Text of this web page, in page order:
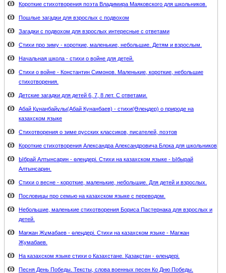
Короткие стихотворения поэта Владимира Маяковского для школьников.
Пошлые загадки для взрослых с подвохом
Загадки с подвохом для взрослых интересные с ответами
Стихи про зиму - короткие, маленькие, небольшие. Детям и взрослым.
Начальная школа - стихи о войне для детей.
Стихи о войне - Константин Симонов. Маленькие, короткие, небольшие
стихотворения.
Детские загадки для детей 6, 7, 8 лет. С ответами.
Абай Құнанбайұлы(Абай Кунанбаев) - стихи(Өлеңдер) о природе на
казахском языке
Стихотворения о зиме русских классиков, писателей, поэтов
Короткие стихотворения Александра Александровича Блока для школьников
Ыбрай Алтынсарин - өлеңдері. Стихи на казахском языке - Ыбырай
Алтынсарин.
Стихи о весне - короткие, маленькие, небольшие. Для детей и взрослых.
Пословицы про семью на казахском языке с переводом.
Небольшие, маленькие стихотворения Бориса Пастернака для взрослых и
детей.
Мағжан Жұмабаев - өлеңдері. Стихи на казахском языке - Магжан
Жумабаев.
На казахском языке стихи о Казахстане. Қазақстан - өлеңдері.
Песня День Победы. Тексты, слова военных песен Ко Дню Победы.